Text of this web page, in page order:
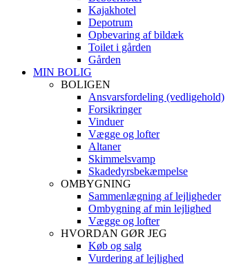
Kajakhotel
Depotrum
Opbevaring af bildæk
Toilet i gården
Gården
MIN BOLIG
BOLIGEN
Ansvarsfordeling (vedligehold)
Forsikringer
Vinduer
Vægge og lofter
Altaner
Skimmelsvamp
Skadedyrsbekæmpelse
OMBYGNING
Sammenlægning af lejligheder
Ombygning af min lejlighed
Vægge og lofter
HVORDAN GØR JEG
Køb og salg
Vurdering af lejlighed